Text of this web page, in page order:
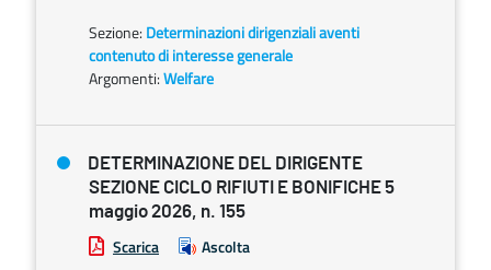
Sezione: Determinazioni dirigenziali aventi
contenuto di interesse generale
Argomenti:Welfare
DETERMINAZIONE DEL DIRIGENTE
SEZIONE CICLO RIFIUTI E BONIFICHE 5
maggio 2026, n. 155
Scarica Ascolta